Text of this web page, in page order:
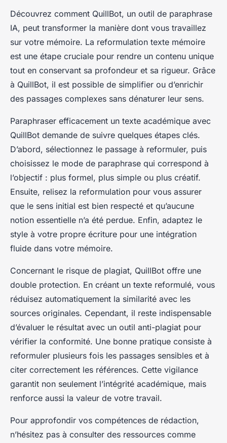
Découvrez comment QuillBot, un outil de paraphrase
IA, peut transformer la manière dont vous travaillez
sur votre mémoire. La reformulation texte mémoire
est une étape cruciale pour rendre un contenu unique
tout en conservant sa profondeur et sa rigueur. Grâce
à QuillBot, il est possible de simplifier ou d’enrichir
des passages complexes sans dénaturer leur sens.
Paraphraser efficacement un texte académique avec
QuillBot demande de suivre quelques étapes clés.
D’abord, sélectionnez le passage à reformuler, puis
choisissez le mode de paraphrase qui correspond à
l’objectif : plus formel, plus simple ou plus créatif.
Ensuite, relisez la reformulation pour vous assurer
que le sens initial est bien respecté et qu’aucune
notion essentielle n’a été perdue. Enfin, adaptez le
style à votre propre écriture pour une intégration
fluide dans votre mémoire.
Concernant le risque de plagiat, QuillBot offre une
double protection. En créant un texte reformulé, vous
réduisez automatiquement la similarité avec les
sources originales. Cependant, il reste indispensable
d’évaluer le résultat avec un outil anti-plagiat pour
vérifier la conformité. Une bonne pratique consiste à
reformuler plusieurs fois les passages sensibles et à
citer correctement les références. Cette vigilance
garantit non seulement l’intégrité académique, mais
renforce aussi la valeur de votre travail.
Pour approfondir vos compétences de rédaction,
n’hésitez pas à consulter des ressources comme